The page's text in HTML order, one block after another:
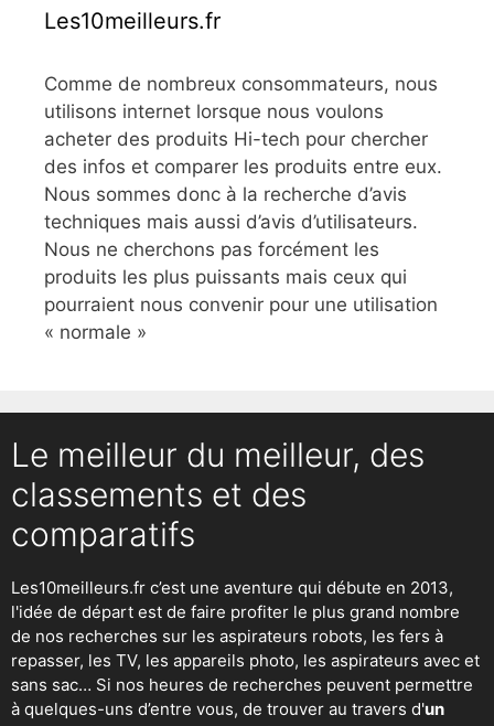
Les10meilleurs.fr
Comme de nombreux consommateurs, nous
utilisons internet lorsque nous voulons
acheter des produits Hi-tech pour chercher
des infos et comparer les produits entre eux.
Nous sommes donc à la recherche d’avis
techniques mais aussi d’avis d’utilisateurs.
Nous ne cherchons pas forcément les
produits les plus puissants mais ceux qui
pourraient nous convenir pour une utilisation
« normale »
Le meilleur du meilleur, des
classements et des
comparatifs
Les10meilleurs.fr c’est une aventure qui débute en 2013,
l'idée de départ est de faire profiter le plus grand nombre
de nos recherches sur les aspirateurs robots, les fers à
repasser, les TV, les appareils photo, les aspirateurs avec et
sans sac… Si nos heures de recherches peuvent permettre
à quelques-uns d’entre vous, de trouver au travers d'un